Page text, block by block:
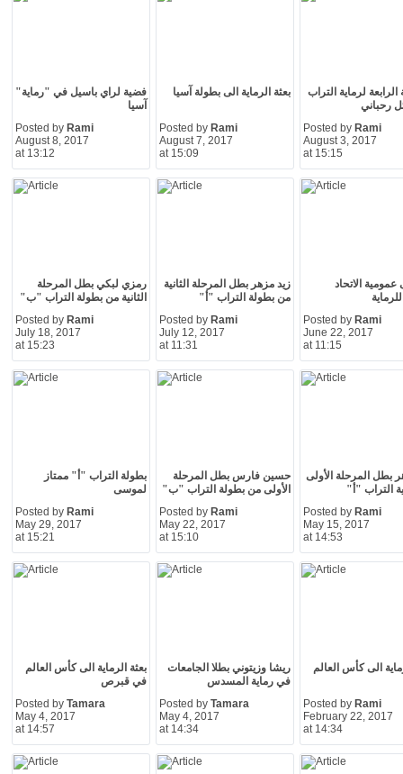
فضية لراي باسيل في "رماية"
آسيا
Posted by Rami
August 8, 2017
at 13:12
بعثة الرماية الى بطولة آسيا
Posted by Rami
August 7, 2017
at 15:09
الرابعة لرماية التراب
رحباني
Posted by Rami
August 3, 2017
at 15:15
رمزي لبكي بطل المرحلة
الثانية من بطولة التراب "ب"
Posted by Rami
July 18, 2017
at 15:23
زيد مزهر بطل المرحلة الثانية
من بطولة التراب "أ"
Posted by Rami
July 12, 2017
at 11:31
عمومية الاتحاد
Posted by Rami
June 22, 2017
at 11:15
بطولة التراب "أ" ممتاز
لموسى
Posted by Rami
May 29, 2017
at 15:21
حسين فارس بطل المرحلة
الأولى من بطولة التراب "ب"
Posted by Rami
May 22, 2017
at 15:10
بطل المرحلة الأولى
التراب "أ"
Posted by Rami
May 15, 2017
at 14:53
بعثة الرماية الى كأس العالم
في قبرص
Posted by Tamara
May 4, 2017
at 14:57
ريشا وزيتوني بطلا الجامعات
في رماية المسدس
Posted by Tamara
May 4, 2017
at 14:34
الى كأس العالم
Posted by Rami
February 22, 2017
at 14:34